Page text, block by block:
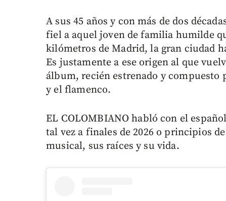
A sus 45 años y con más de dos
fiel a aquel joven de familia humilde
kilómetros de Madrid, la gran ciudad
Es justamente a ese origen al que
álbum, recién estrenado y compuesto
y el flamenco.
EL COLOMBIANO habló con el
tal vez a finales de 2026 o principios
musical, sus raíces y su vida.